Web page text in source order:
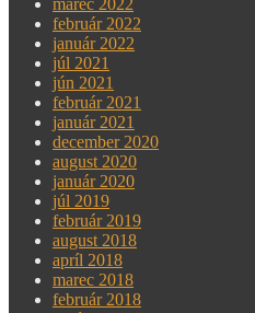
marec 2022
február 2022
január 2022
júl 2021
jún 2021
február 2021
január 2021
december 2020
august 2020
január 2020
júl 2019
február 2019
august 2018
apríl 2018
marec 2018
február 2018